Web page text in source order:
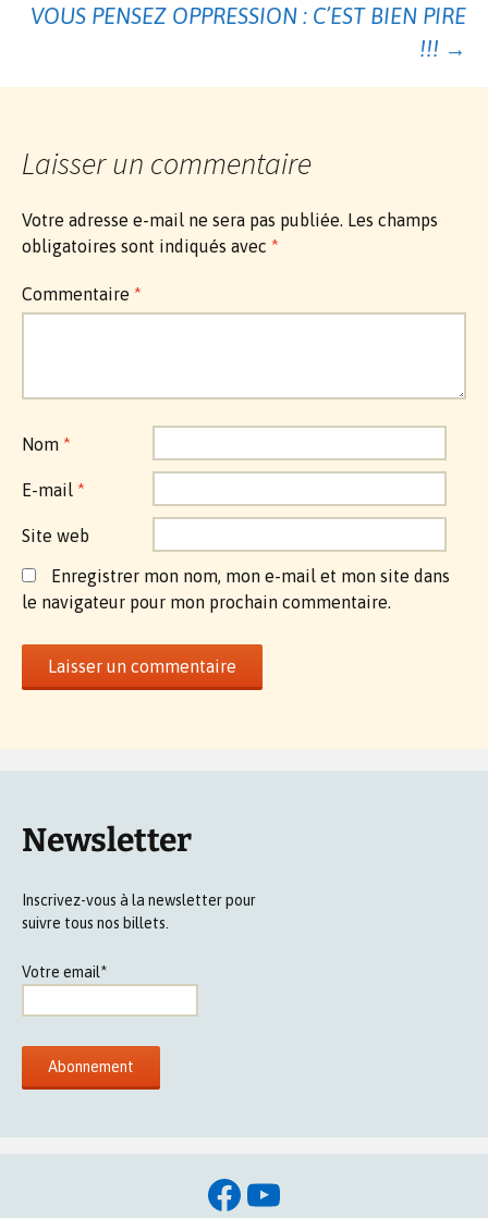
VOUS PENSEZ OPPRESSION : C’EST BIEN PIRE
!!! →
Laisser un commentaire
Votre adresse e-mail ne sera pas publiée. Les champs
obligatoires sont indiqués avec *
Commentaire *
Nom *
E-mail *
Site web
Enregistrer mon nom, mon e-mail et mon site dans
le navigateur pour mon prochain commentaire.
Newsletter
Inscrivez-vous à la newsletter pour
suivre tous nos billets.
Votre email*
Facebook
YouTube